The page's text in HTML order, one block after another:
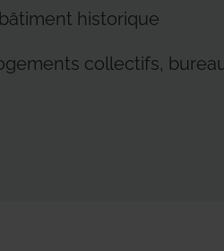
historique
collectifs,